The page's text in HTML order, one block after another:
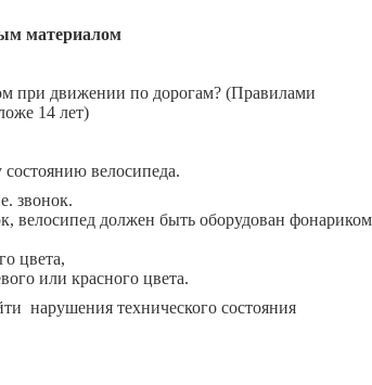
материалом
при движении по дорогам? (Правилами
14 лет)
велосипеда.
звонок.
велосипед должен быть оборудован фонариком
цвета,
или красного цвета.
нарушения технического состояния